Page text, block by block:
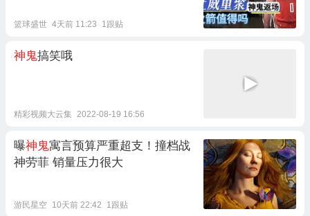
篮球盛世 4天前 11:23 1跟贴
神鬼搞笑哦
精彩视频大云集 2022-08-19 16:56
曝神鬼寓言预算严重超支！撞档战
神劳菲 销量压力很大
游民星空 10天前 22:42 1跟贴